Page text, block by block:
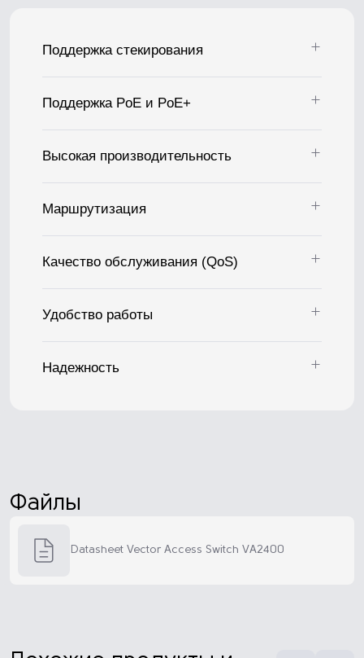
Поддержка стекирования
Поддержка PoE и PoE+
Высокая производительность
Маршрутизация
Качество обслуживания (QoS)
Удобство работы
Надежность
Файлы
Datasheet Vector Access Switch VA2400